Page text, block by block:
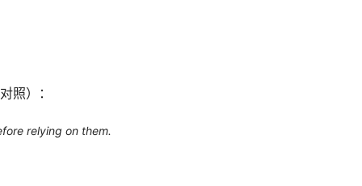
照）：
relying on them.